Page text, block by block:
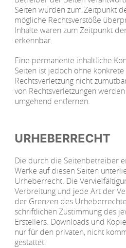
Seiten wurden zum Zeitpunkt
mögliche Rechtsverstöße
Inhalte waren zum Zeitpunkt
erkennbar.
Eine permanente inhaltliche
Seiten ist jedoch ohne
Rechtsverletzung nicht
von Rechtsverletzungen
umgehend entfernen.
URHEBERRECHT
Die durch die Seitenbetreiber
Werke auf diesen Seiten
Urheberrecht. Die
Verbreitung und jede Art der
der Grenzen des
schriftlichen Zustimmung des
Erstellers. Downloads und
nur für den privaten, nicht
gestattet.